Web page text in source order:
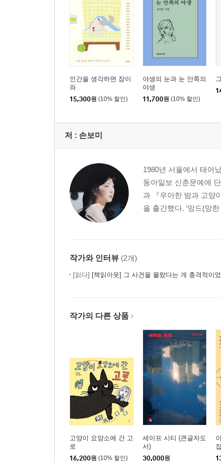
인간을 생각하면 잠이
와
15,300원 (10% 할인)
야생의 눈과 눈 안쪽의
야생
11,700원 (10% 할인)
저 : 손보미
1980년 서울에서 태어
동아일보 신춘문예에
과 『우아한 밤과 고양
을 출간했다. ‘망드(망
작가와 인터뷰 (2개)
[읽다] [책읽아웃] 그 사건을 몰랐다는 게 충격적이었어
작가의 다른 상품
고양이 요양소에 간 고
로
16,200원 (10% 할인)
세이프 시티 (큰글자도
서)
30,000원